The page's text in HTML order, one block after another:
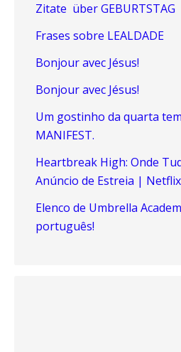
Zitate über GEBURTSTAG
Frases sobre LEALDADE
Bonjour avec Jésus!
Bonjour avec Jésus!
Um gostinho da quarta
MANIFEST.
Heartbreak High: Onde
Anúncio de Estreia | Netflix
Elenco de Umbrella
português!